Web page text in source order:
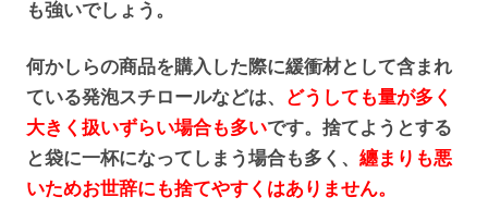
も強いでしょう。
何かしらの商品を購入した際に緩衝材として含まれ
ている発泡スチロールなどは、
どうしても量が多く
大きく扱いずらい場合も多いです。捨てようとする
と袋に一杯になってしまう場合も多く、 纏まりも悪
いためお世辞にも捨てやすくはありません。